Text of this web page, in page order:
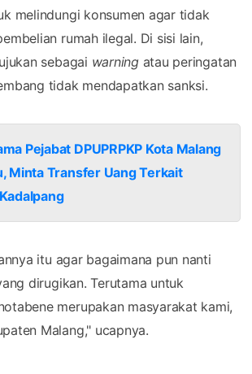
melindungi konsumen agar tidak
rumah ilegal. Di sisi lain,
sebagai warning atau peringatan
tidak mendapatkan sanksi.
Pejabat DPUPRPKP Kota Malang
Minta Transfer Uang Terkait
itu agar bagaimana pun nanti
dirugikan. Terutama untuk
merupakan masyarakat kami,
Malang," ucapnya.